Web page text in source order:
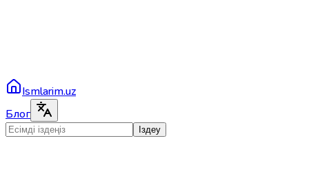
Ismlarim.uz
Блог
Іздеу